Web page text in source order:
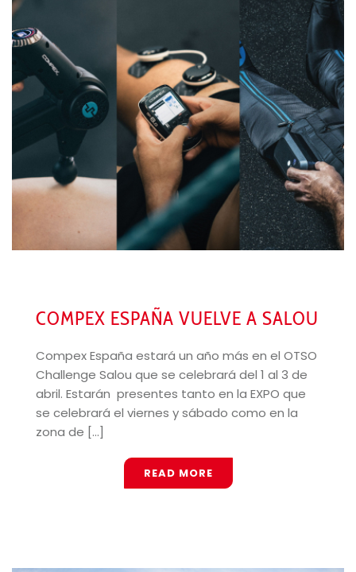
COMPEX ESPAÑA VUELVE A SALOU
Compex España estará un año más en el OTSO
Challenge Salou que se celebrará del 1 al 3 de
abril. Estarán presentes tanto en la EXPO que
se celebrará el viernes y sábado como en la
zona de [...]
READ MORE